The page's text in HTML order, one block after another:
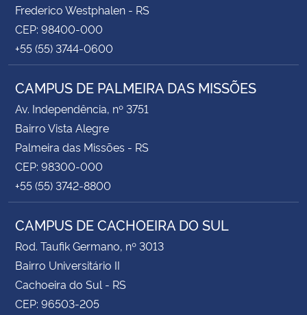
Frederico Westphalen - RS
CEP: 98400-000
+55 (55) 3744-0600
CAMPUS DE PALMEIRA DAS MISSÕES
Av. Independência, nº 3751
Bairro Vista Alegre
Palmeira das Missões - RS
CEP: 98300-000
+55 (55) 3742-8800
CAMPUS DE CACHOEIRA DO SUL
Rod. Taufik Germano, nº 3013
Bairro Universitário II
Cachoeira do Sul - RS
CEP: 96503-205